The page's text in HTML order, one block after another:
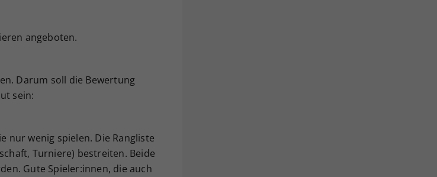
angeboten.
Darum soll die Bewertung
sein:
nur wenig spielen. Die Rangliste
Turniere) bestreiten. Beide
Gute Spieler:innen, die auch